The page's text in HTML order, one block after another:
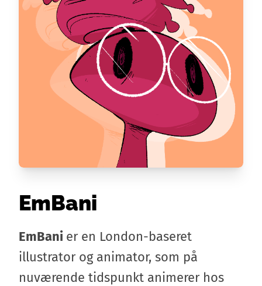
EmBani
EmBani er en London-baseret
illustrator og animator, som på
nuværende tidspunkt animerer hos